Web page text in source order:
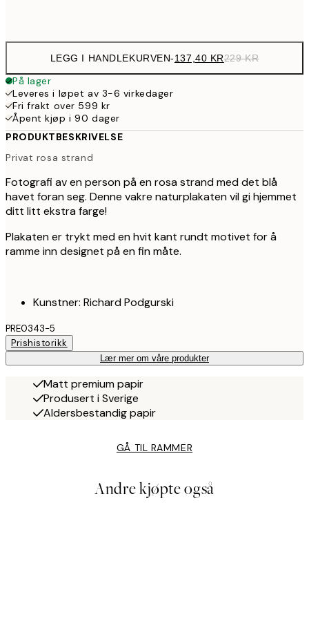
LEGG I HANDLEKURVEN-137,40 KR229 KR
På lager
Leveres i løpet av 3-6 virkedager
Fri frakt over 599 kr
Åpent kjøp i 90 dager
PRODUKTBESKRIVELSE
Privat rosa strand
Fotografi av en person på en rosa strand med det blå
havet foran seg. Denne vakre naturplakaten vil gi hjemmet
ditt litt ekstra farge!
Plakaten er trykt med en hvit kant rundt motivet for å
ramme inn designet på en fin måte.
Kunstner: Richard Podgurski
PRE0343-5
Prishistorikk
Lær mer om våre produkter
Matt premium papir
Produsert i Sverige
Aldersbestandig papir
GÅ TIL RAMMER
Andre kjøpte også